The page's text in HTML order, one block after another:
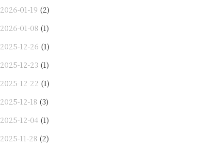
2026-01-19 (2)
2026-01-08 (1)
2025-12-26 (1)
2025-12-23 (1)
2025-12-22 (1)
2025-12-18 (3)
2025-12-04 (1)
2025-11-28 (2)